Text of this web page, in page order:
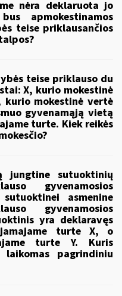
nėra deklaruota jo
apmokestinamos
teise priklausančios
teise priklauso du
X, kurio mokestinė
kurio mokestinė vertė
gyvenamąją vietą
turte. Kiek reikės
jungtine sutuoktinių
gyvenamosios
asmenine
gyvenamosios
yra deklaravęs
turte X, o
turte Y. Kuris
pagrindiniu